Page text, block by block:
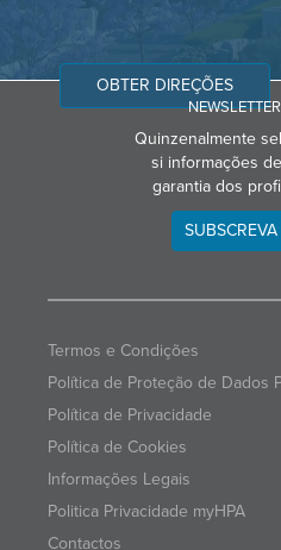
OBTER DIREÇÕES
Quinzenalmente
si informações
garantia dos
SUBSCREVA
Termos e Condições
Política de Proteção de Dados
Política de Privacidade
Política de Cookies
Informações Legais
Politica Privacidade myHPA
Contactos